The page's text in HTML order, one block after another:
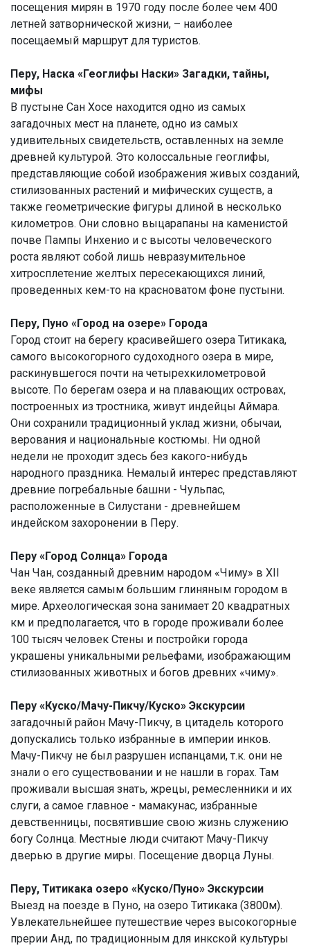
посещения мирян в 1970 году после более чем 400
летней затворнической жизни, – наиболее
посещаемый маршрут для туристов.
Перу, Наска «Геоглифы Наски» Загадки, тайны,
мифы
В пустыне Сан Хосе находится одно из самых
загадочных мест на планете, одно из самых
удивительных свидетельств, оставленных на земле
древней культурой. Это колоссальные геоглифы,
представляющие собой изображения живых созданий,
стилизованных растений и мифических существ, а
также геометрические фигуры длиной в несколько
километров. Они словно выцарапаны на каменистой
почве Пампы Инхенио и с высоты человеческого
роста являют собой лишь невразумительное
хитросплетение желтых пересекающихся линий,
проведенных кем-то на красноватом фоне пустыни.
Перу, Пуно «Город на озере» Города
Город стоит на берегу красивейшего озера Титикака,
самого высокогорного судоходного озера в мире,
раскинувшегося почти на четырехкилометровой
высоте. По берегам озера и на плавающих островах,
построенных из тростника, живут индейцы Аймара.
Они сохранили традиционный уклад жизни, обычаи,
верования и национальные костюмы. Ни одной
недели не проходит здесь без какого-нибудь
народного праздника. Немалый интерес представляют
древние погребальные башни - Чульпас,
расположенные в Силустани - древнейшем
индейском захоронении в Перу.
Перу «Город Солнца» Города
Чан Чан, созданный древним народом «Чиму» в ХII
веке является самым большим глиняным городом в
мире. Археологическая зона занимает 20 квадратных
км и предполагается, что в городе проживали более
100 тысяч человек Стены и постройки города
украшены уникальными рельефами, изображающим
стилизованных животных и богов древних «чиму».
Перу «Куско/Мачу-Пикчу/Куско» Экскурсии
загадочный район Мачу-Пикчу, в цитадель которого
допускались только избранные в империи инков.
Мачу-Пикчу не был разрушен испанцами, т.к. они не
знали о его существовании и не нашли в горах. Там
проживали высшая знать, жрецы, ремесленники и их
слуги, а самое главное - мамакунас, избранные
девственницы, посвятившие свою жизнь служению
богу Солнца. Местные люди считают Мачу-Пикчу
дверью в другие миры. Посещение дворца Луны.
Перу, Титикака озеро «Куско/Пуно» Экскурсии
Выезд на поезде в Пуно, на озеро Титикака (3800м).
Увлекательнейшее путешествие через высокогорные
прерии Анд, по традиционным для инкской культуры